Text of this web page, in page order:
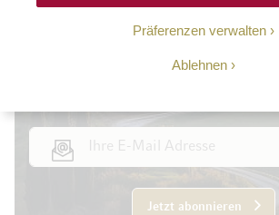
Präferenzen verwalten
Ablehnen
Jetzt abonnieren